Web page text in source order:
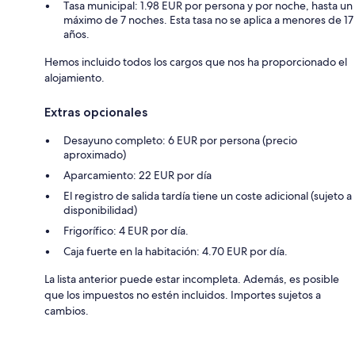
Tasa municipal: 1.98 EUR por persona y por noche, hasta un
máximo de 7 noches. Esta tasa no se aplica a menores de 17
años.
Hemos incluido todos los cargos que nos ha proporcionado el
alojamiento.
Extras opcionales
Desayuno completo: 6 EUR por persona (precio
aproximado)
Aparcamiento: 22 EUR por día
El registro de salida tardía tiene un coste adicional (sujeto a
disponibilidad)
Frigorífico: 4 EUR por día.
Caja fuerte en la habitación: 4.70 EUR por día.
La lista anterior puede estar incompleta. Además, es posible
que los impuestos no estén incluidos. Importes sujetos a
cambios.